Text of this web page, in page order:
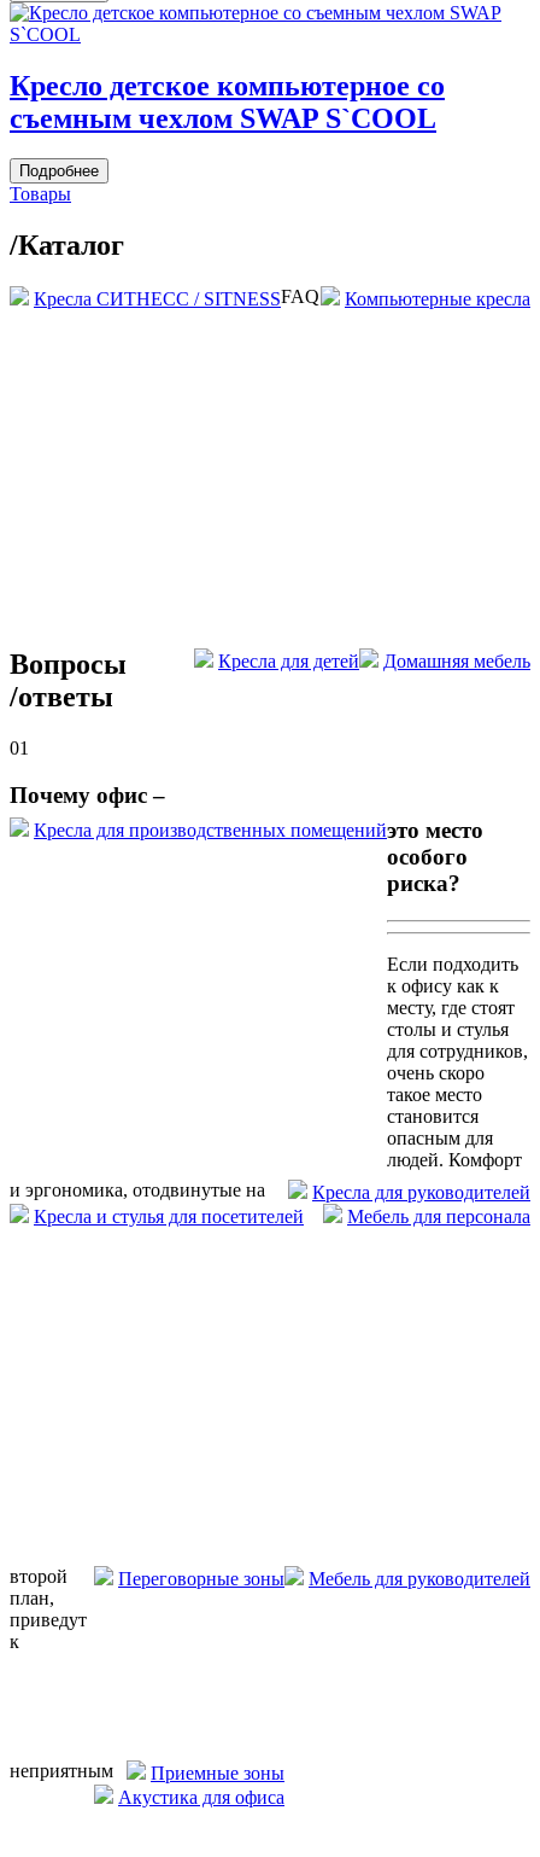
Кресло детское компьютерное со
съемным чехлом SWAP S`COOL
Подробнее
Товары
/Каталог
Компьютерные кресла
Кресла СИТНЕСС / SITNESS
Домашняя мебель
Кресла для детей
Кресла для производственных помещений
Кресла для руководителей
Кресла и стулья для посетителей
Мебель для персонала
Мебель для руководителей
Переговорные зоны
Приемные зоны
Акустика для офиса
FAQ
Вопросы
/ответы
01
Почему офис –
это место
особого
риска?
Если подходить
к офису как к
месту, где стоят
столы и стулья
для сотрудников,
очень скоро
такое место
становится
опасным для
людей. Комфорт
и эргономика, отодвинутые на
второй
план,
приведут
к
неприятным